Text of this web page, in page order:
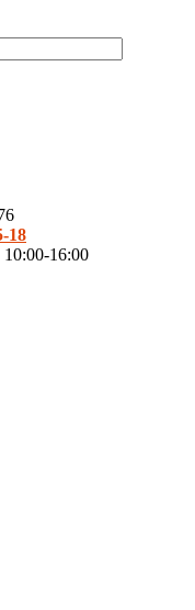
18
16:00